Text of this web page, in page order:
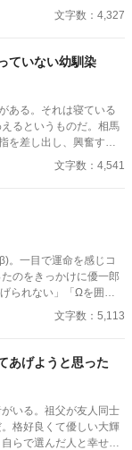
を見つけ番にするまで
この話だけでも読める
文字数：4,327
ていない幼馴染
ある。それは寝ている
るというものだ。相馬
を差し出し、興奮する
前に慌ててトイレに向
文字数：4,541
。一目で運命を感じコ
のをきっかけに優一郎
られない」「Ωを囲っ
弾。話が全くリンクし
。 やっぱりαってヤバ
出てきますのでそこは
。ピッチング有り。
文字数：5,113
あげようと思った
いる。祖父が友人同士
格好良くて優しい大輝
らで選んだ人と幸せに